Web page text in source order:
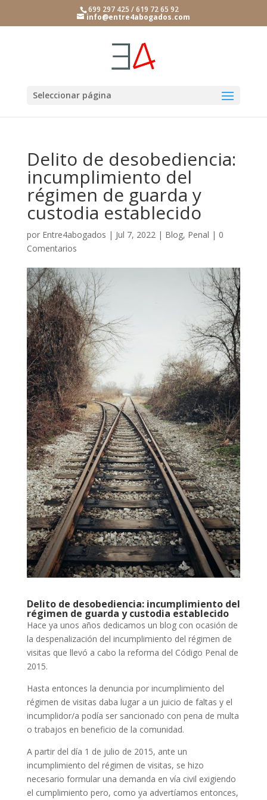
699 297 425 / 619 72 65 92
info@entre4abogados.com
Seleccionar página
Delito de desobediencia:
incumplimiento del
régimen de guarda y
custodia establecido
por Entre4abogados | Jul 7, 2022| Blog, Penal | 0
Comentarios
Delito de desobediencia: incumplimiento del
régimen de guarda y custodia establecido
Hace ya unos años dedicamos un blog con ocasión de
la despenalización del incumplimiento del régimen de
visitas que llevó a cabo la reforma del Código Penal de
2015.
Hasta entonces la denuncia por incumplimiento del
régimen de visitas daba lugar a un juicio de faltas y el
incumplidor/a podía ser sancionado con pena de multa
o trabajos en beneficio de la comunidad.
A partir del día 1 de julio de 2015, ante un
incumplimiento del régimen de visitas, se hizo
necesario formular una demanda en vía civil exigiendo
el cumplimiento pero, como ya advertíamos entonces,